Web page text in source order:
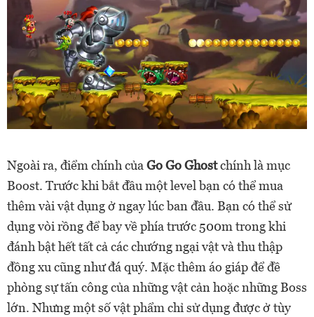
Ngoài ra, điểm chính củaGo Go Ghostchính là mục
Boost. Trước khi bắt đầu một level bạn có thể mua
thêm vài vật dụng ở ngay lúc ban đầu. Bạn có thể sử
dụng vòi rồng để bay về phía trước 500m trong khi
đánh bật hết tất cả các chướng ngại vật và thu thập
đồng xu cũng như đá quý. Mặc thêm áo giáp để đề
phòng sự tấn công của những vật cản hoặc những Boss
lớn. Nhưng một số vật phẩm chỉ sử dụng được ở tùy